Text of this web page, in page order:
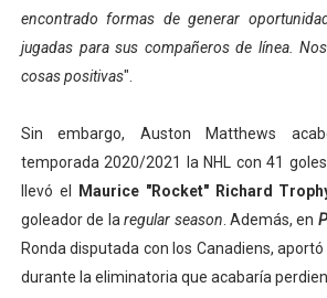
encontrado formas de generar
jugadas para sus compañeros de línea.
cosas positivas".
Sin embargo, Auston Matthews
temporada 2020/2021 la NHL con 41
llevó el
Maurice "Rocket" Richard
goleador de laregular season . Además, en
Ronda disputada con los Canadiens,
durante la eliminatoria que acabaría